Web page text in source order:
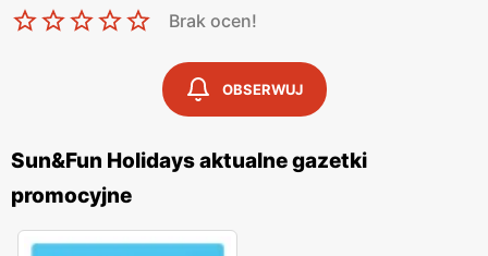
turystyczne. Sun&Fun Holidays regularnie publikuje
, które są doskonałym źródłem
informacji o najnowszych ofertach oraz specjalnych
Gazetkite ukazują się przynajmniej raz w
miesiącu, a często nawet częściej, w zależności od sezonu
turystycznego. Dzięki nim klienci mogą na bieżąco śledzić
aktualnepromocje
na wycieczki last minute, czy oferty first minute. Biuro
Brak ocen!
OBSERWUJ
Sun&Fun Holidays aktualne gazetki
promocyjne